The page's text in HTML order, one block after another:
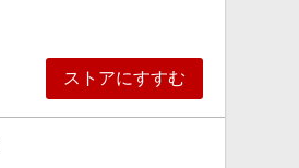
ストアにすすむ